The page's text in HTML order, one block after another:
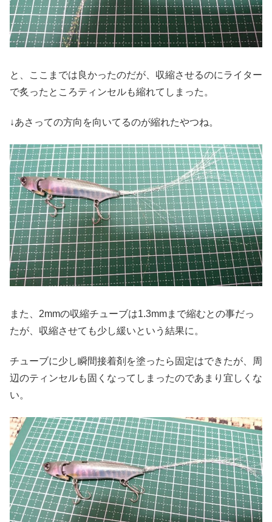
と、ここまでは良かったのだが、収縮させるのにライター
で炙ったところティンセルも縮れてしまった。
↓あさっての方向を向いてるのが縮れたやつね。
また、2mmの収縮チューブは1.3mmまで縮むとの事だっ
たが、収縮させても少し緩いという結果に。
チューブに少し瞬間接着剤を塗ったら固定はできたが、周
辺のティンセルも固くなってしまったのであまり宜しくな
い。